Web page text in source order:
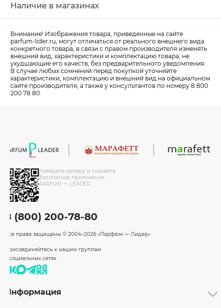
Наличие в магазинах
Внимание! Изображения товара, приведенные на сайте
parfum-lider.ru, могут отличаться от реального внешнего вида
конкретного товара, в связи с правом производителя изменять
внешний вид, характеристики и комплектацию товара, не
ухудшающие его качеств, без предварительного уведомления.
В случае любых сомнений перед покупкой уточняйте
характеристики, комплектацию и внешний вид на официальном
сайте производителя, а также у консультантов по номеру 8 800
200 78 80.
Наведите камеру и скачайте
бесплатное приложение
PARFUM — LEADER
8 (800) 200-78-80
Все права защищены © 2004–2026 «Парфюм — Лидер»
Присоединяйтесь к нашим группам
в социальных сетях
Информация